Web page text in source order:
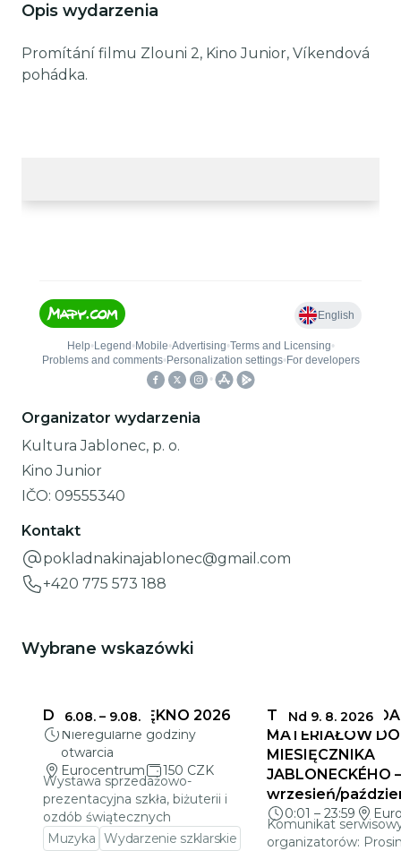
Opis wydarzenia
Promítání filmu Zlouni 2, Kino Junior, Víkendová
pohádka.
Organizator wydarzenia
Kultura Jablonec, p. o.
Kino Junior
IČO: 09555340
Kontakt
pokladnakinajablonec@gmail.com
+420 775 573 188
Wybrane wskazówki
6.08. – 9.08.
DELIKATNE PIĘKNO 2026
Nieregularne godziny
otwarcia
Eurocentrum
150 CZK
Wystawa sprzedażowo-
prezentacyjna szkła, biżuterii i
ozdób świątecznych
Muzyka Wydarzenie szklarskie
Nd 9. 8. 2026
TERMINY
MATERIAŁÓW DO
MIESIĘCZNIKA
JABLONECKÉHO –
wrzesień/
0:01 – 23:59
Komunikat
organizatorów: